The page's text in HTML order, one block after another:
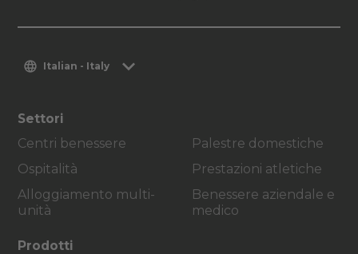
Italian - Italy
Settori
Centri benessere
Ospitalità
Alloggiamento multi-
unità
Palestre domestiche
Prestazioni atletiche
Benessere aziendale e
medico
Prodotti